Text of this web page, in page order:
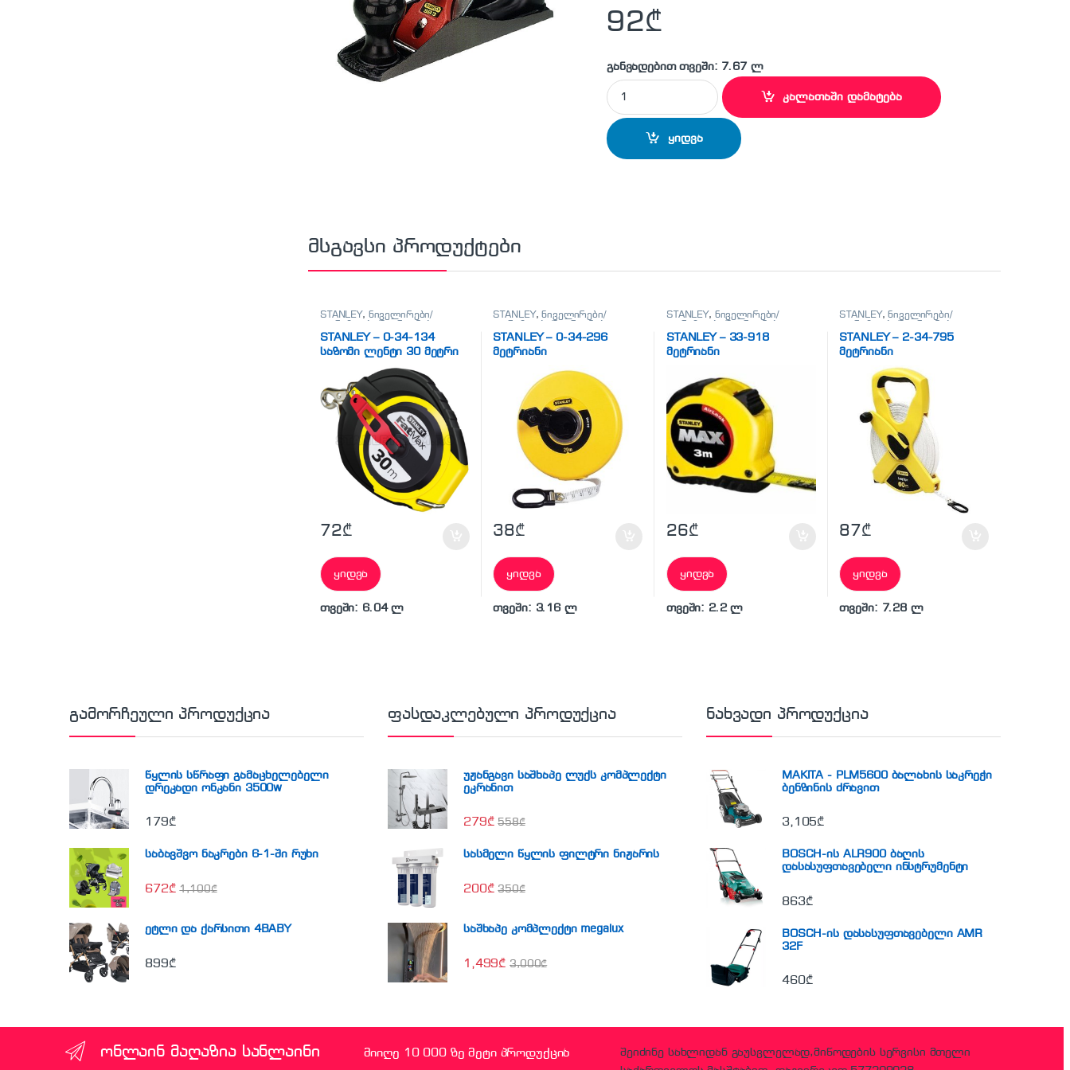
92₾
განვადებით თვეში: 7.67 ლ
STANLEY - 1-12-034 სალაშინი quantity
კალათაში დამატება
ყიდვა
მსგავსი პროდუქტები
STANLEY, ნიველირები/
STANLEY – 0-34-134
საზომი ლენტი 30 მეტრი
72₾
ყიდვა
თვეში: 6.04 ლ
STANLEY,ნიველირები/
STANLEY – 0-34-296
მეტრიანი
38₾
ყიდვა
თვეში: 3.16 ლ
STANLEY, ნიველირები/
STANLEY – 33-918
მეტრიანი
26₾
ყიდვა
თვეში: 2.2 ლ
STANLEY,ნიველირები/
STANLEY – 2-34-795
მეტრიანი
87₾
ყიდვა
თვეში: 7.28 ლ
გამორჩეული პროდუქცია
წყლის სწრაფი გამაცხელებელი
დრეკადი ონკანი 3500w
179₾
საბავშვო ნაკრები 6-1-ში რუხი
672₾ 1,100₾
ეტლი და ქარსითი 4BABY
899₾
ფასდაკლებული პროდუქცია
უჟანგავი საშხაპე ლუქს კომპლექტი
ეკრანით
279₾ 558₾
სასმელი წყლის ფილტრი ნიჟარის
200₾ 350₾
საშხაპე კომპლექტი megalux
1,499₾ 3,000₾
ნახვადი პროდუქცია
MAKITA - PLM5600 ბალახის საკრეჭი
ბენზინის ძრავით
3,105₾
BOSCH-ის ALR900 ბაღის
დასასუფთავებელი ინსტრუმენტი
863₾
BOSCH-ის დასასუფთავებელი AMR
32F
460₾
ონლაინ მაღაზია სანლაინი მიიღე 10 000 ზე მეტი პროდუქცია
შეიძინე სახლიდან გაუსვლელად,მიწოდების სერვისი მთელი